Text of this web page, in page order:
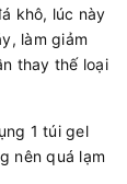
khô, lúc này
làm giảm
thay thế loại
1 túi gel
nên quá lạm